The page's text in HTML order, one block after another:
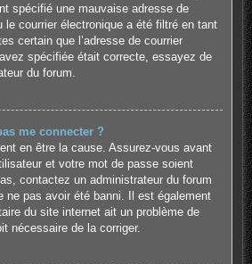
spécifié une mauvaise adresse de
le courrier électronique a été filtré en tant
certain que l’adresse de courrier
spécifiée était correcte, essayez de
du forum.
me connecter ?
en être la cause. Assurez-vous avant
et votre mot de passe soient
contactez un administrateur du forum
ne pas avoir été banni. Il est également
du site internet ait un problème de
nécessaire de la corriger.